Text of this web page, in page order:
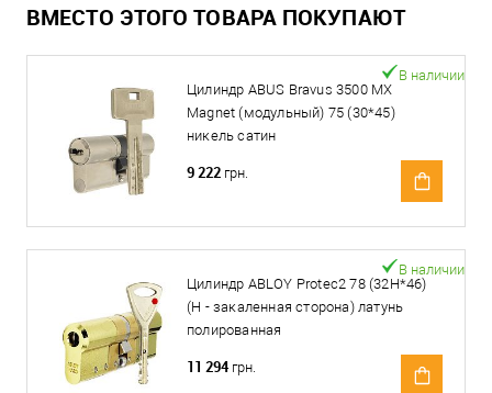
ВМЕСТО ЭТОГО ТОВАРА ПОКУПАЮТ
Цилиндр ABUS Bravus 3500 MX
Magnet (модульный) 75 (30*45)
никель сатин
В наличии
9 222 грн.
Цилиндр ABLOY Protec2 78 (32H*46)
(H - закаленная сторона) латунь
полированная
В наличии
11 294 грн.